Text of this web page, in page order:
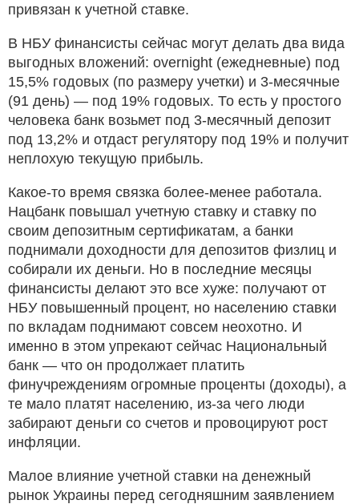
привязан к учетной ставке.
В НБУ финансисты сейчас могут делать два вида
выгодных вложений: overnight (ежедневные) под
15,5% годовых (по размеру учетки) и 3-месячные
(91 день) — под 19% годовых. То есть у простого
человека банк возьмет под 3-месячный депозит
под 13,2% и отдаст регулятору под 19% и получит
неплохую текущую прибыль.
Какое-то время связка более-менее работала.
Нацбанк повышал учетную ставку и ставку по
своим депозитным сертификатам, а банки
поднимали доходности для депозитов физлиц и
собирали их деньги. Но в последние месяцы
финансисты делают это все хуже: получают от
НБУ повышенный процент, но населению ставки
по вкладам поднимают совсем неохотно. И
именно в этом упрекают сейчас Национальный
банк — что он продолжает платить
финучреждениям огромные проценты (доходы), а
те мало платят населению, из-за чего люди
забирают деньги со счетов и провоцируют рост
инфляции.
Малое влияние учетной ставки на денежный
рынок Украины перед сегодняшним заявлением